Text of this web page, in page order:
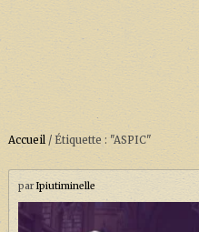
ACCUEIL
À PROPOS
Accueil/ Étiquette : "ASPIC"
parIpiutiminelle